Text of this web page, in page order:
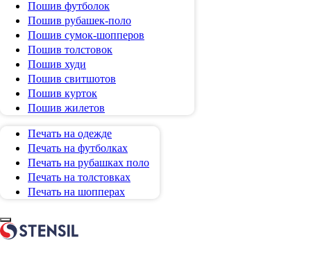
Пошив футболок
Пошив рубашек-поло
Пошив сумок-шопперов
Пошив толстовок
Пошив худи
Пошив свитшотов
Пошив курток
Пошив жилетов
Печать на одежде
Печать на футболках
Печать на рубашках поло
Печать на толстовках
Печать на шопперах